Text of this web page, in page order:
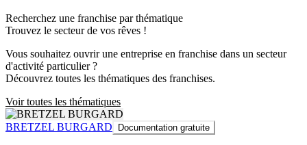
Recherchez une franchise par thématique
Trouvez le secteur de vos rêves !
Vous souhaitez ouvrir une entreprise en franchise dans un secteur
d'activité particulier ?
Découvrez toutes les thématiques des franchises.
Voir toutes les thématiques
BRETZEL BURGARD Documentation gratuite